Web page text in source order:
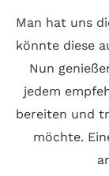
Man hat uns
könnte diese
Nun
jedem
bereiten und
möchte.